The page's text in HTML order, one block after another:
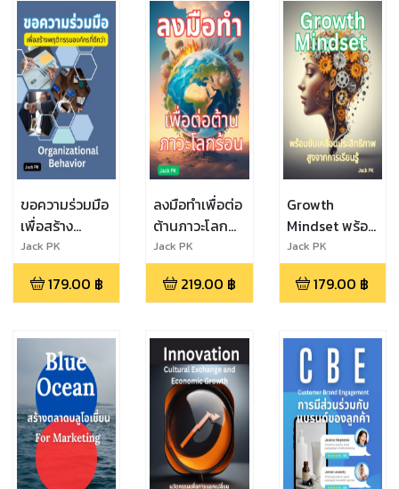
ขอความร่วมมือ
เพื่อสร้าง
พฤติกรรม
องค์กรที่ดี
Jack PK
179.00 ฿
ลงมือทำเพื่อต่อ
ต้านภาวะโลก
ร้อน
Jack PK
219.00 ฿
Growth
Mindset พร้อม
ขับเคลื่อน
ประสิทธิภาพสูง
จากการเรียนรู้
Jack PK
179.00 ฿